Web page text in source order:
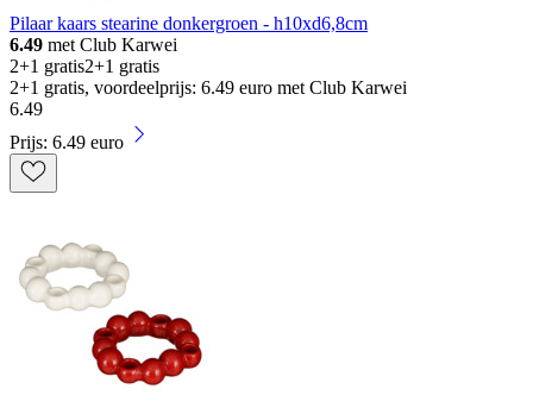
Pilaar kaars stearine donkergroen - h10xd6,8cm
6.49 met Club Karwei
2+1 gratis2+1 gratis
2+1 gratis, voordeelprijs: 6.49 euro met Club Karwei
6.49
Prijs: 6.49 euro